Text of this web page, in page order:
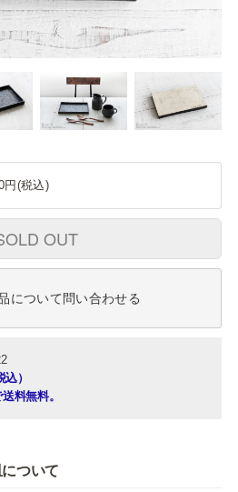
円(税込)
OUT
について問い合わせる
）
料無料。
ついて